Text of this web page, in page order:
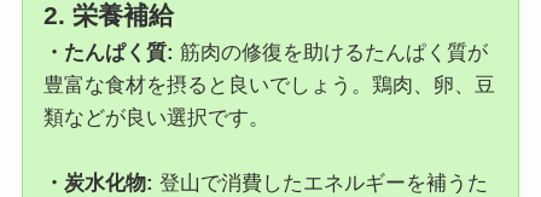
2. 栄養補給
・たんぱく質: 筋肉の修復を助けるたんぱく質が
豊富な食材を摂ると良いでしょう。鶏肉、卵、豆
類などが良い選択です。
・炭水化物: 登山で消費したエネルギーを補うた